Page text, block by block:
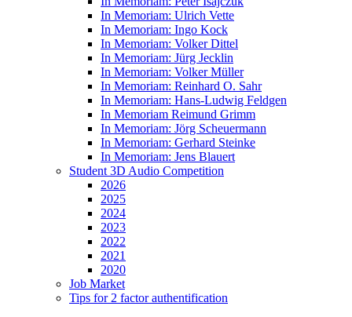
In Memoriam: Ulrich Vette
In Memoriam: Ingo Kock
In Memoriam: Volker Dittel
In Memoriam: Jürg Jecklin
In Memoriam: Volker Müller
In Memoriam: Reinhard O. Sahr
In Memoriam: Hans-Ludwig Feldgen
In Memoriam Reimund Grimm
In Memoriam: Jörg Scheuermann
In Memoriam: Gerhard Steinke
In Memoriam: Jens Blauert
Student 3D Audio Competition
2026
2025
2024
2023
2022
2021
2020
Job Market
Tips for 2 factor authentification